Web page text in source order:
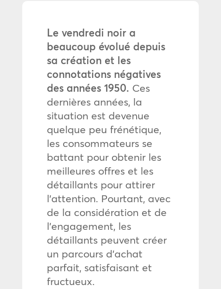
Le vendredi noir a
beaucoup évolué depuis
sa création et les
connotations négatives
des années 1950. Ces
dernières années, la
situation est devenue
quelque peu frénétique,
les consommateurs se
battant pour obtenir les
meilleures offres et les
détaillants pour attirer
l’attention. Pourtant, avec
de la considération et de
l’engagement, les
détaillants peuvent créer
un parcours d’achat
parfait, satisfaisant et
fructueux.